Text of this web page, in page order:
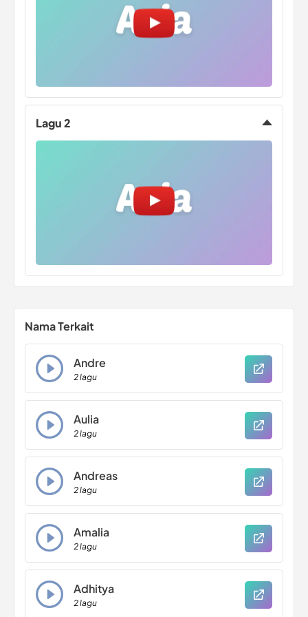
Lagu 2
Nama Terkait
Andre
2 lagu
Aulia
2 lagu
Andreas
2 lagu
Amalia
2 lagu
Adhitya
2 lagu